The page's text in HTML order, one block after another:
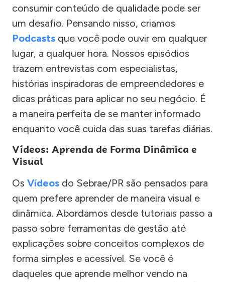
consumir conteúdo de qualidade pode ser
um desafio. Pensando nisso, criamos
Podcasts que você pode ouvir em qualquer
lugar, a qualquer hora. Nossos episódios
trazem entrevistas com especialistas,
histórias inspiradoras de empreendedores e
dicas práticas para aplicar no seu negócio. É
a maneira perfeita de se manter informado
enquanto você cuida das suas tarefas diárias.
Vídeos: Aprenda de Forma Dinâmica e
Visual
Os Vídeos do Sebrae/PR são pensados para
quem prefere aprender de maneira visual e
dinâmica. Abordamos desde tutoriais passo a
passo sobre ferramentas de gestão até
explicações sobre conceitos complexos de
forma simples e acessível. Se você é
daqueles que aprende melhor vendo na